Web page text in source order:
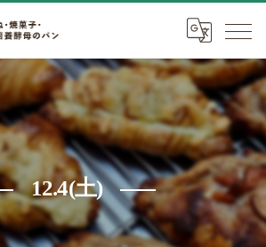
12.4(土)